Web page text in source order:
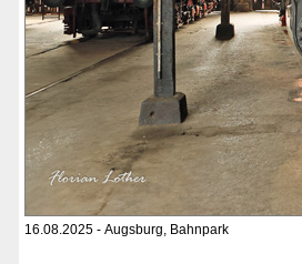
16.08.2025 - Augsburg, Bahnpark